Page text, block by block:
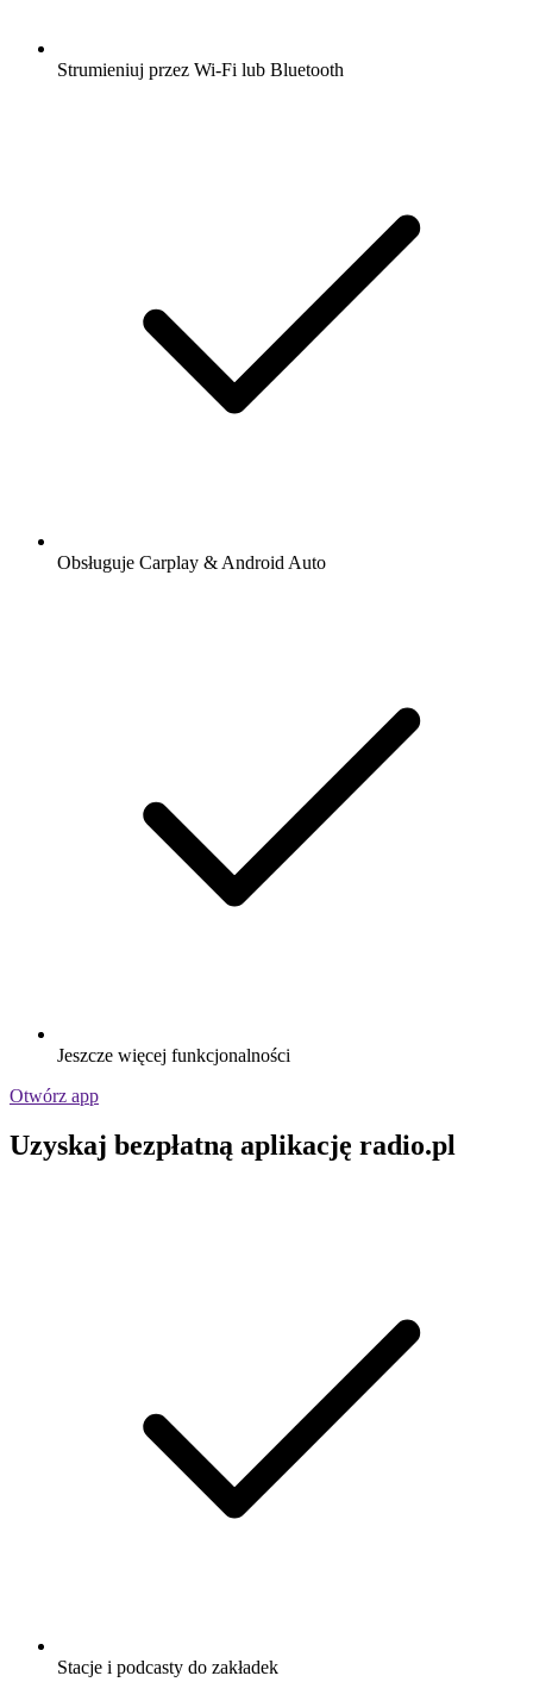
Strumieniuj przez Wi-Fi lub Bluetooth
Obsługuje Carplay & Android Auto
Jeszcze więcej funkcjonalności
Otwórz app
Uzyskaj bezpłatną aplikację radio.pl
Stacje i podcasty do zakładek